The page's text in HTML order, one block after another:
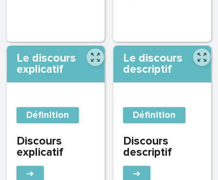
Le discours
explicatif
Définition
Discours
explicatif
➔
Le discours
descriptif
Définition
Discours
descriptif
➔